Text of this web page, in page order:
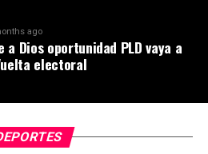
ago
a Dios oportunidad PLD vaya a
electoral